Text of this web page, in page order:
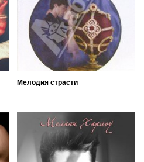
Мелодия страсти